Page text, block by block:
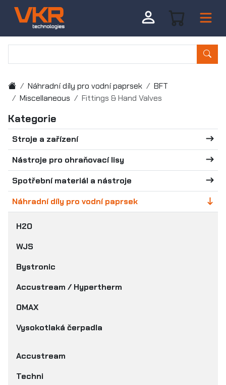
Náhradní díly pro vodní paprsek
BFT
Miscellaneous
Fittings & Hand Valves
Kategorie
Stroje a zařízení
Nástroje pro ohraňovací lisy
Spotřební materiál a nástroje
Náhradní díly pro vodní paprsek
H2O
WJS
Bystronic
Accustream / Hypertherm
OMAX
Vysokotlaká čerpadla
Accustream
Techni